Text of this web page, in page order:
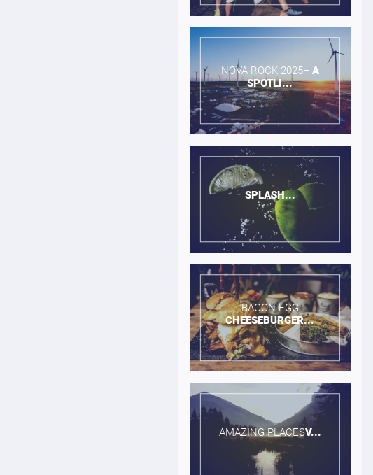
NOVA ROCK 2025​– A
SPOTLI...
SPLASH...
BACON EGG​
CHEESEBURGER...
AMAZING PLACES​V...